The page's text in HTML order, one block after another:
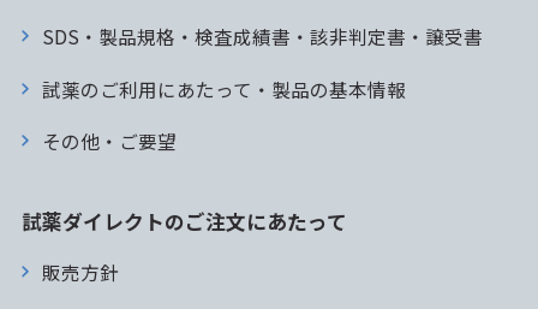
SDS・製品規格・検査成績書・該非判定書・譲受書
試薬のご利用にあたって・製品の基本情報
その他・ご要望
試薬ダイレクトのご注文にあたって
販売方針